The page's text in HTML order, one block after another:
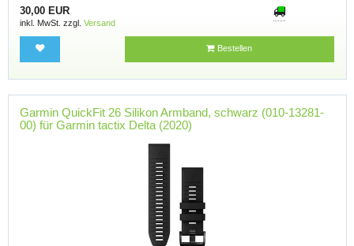
30,00 EUR
inkl. MwSt. zzgl. Versand
Bestellen
Garmin QuickFit 26 Silikon Armband, schwarz (010-13281-
00) für Garmin tactix Delta (2020)